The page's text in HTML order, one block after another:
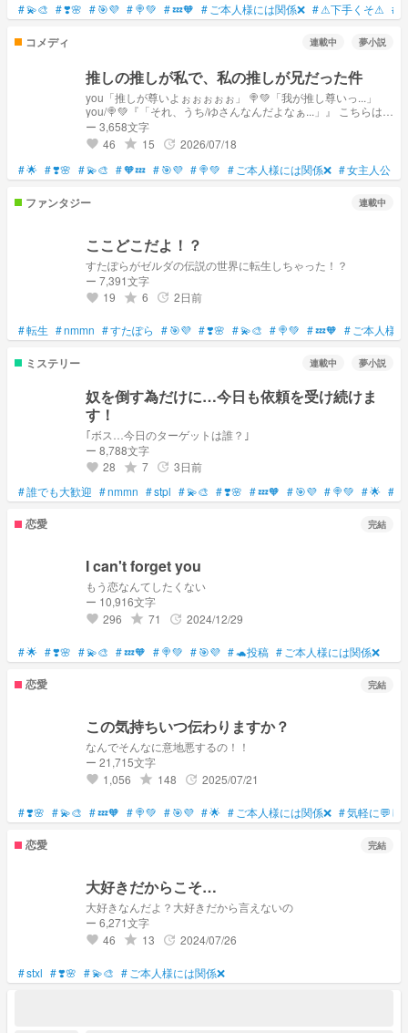
#💫🎨 #❣️🌸 #🎯💜 #🍭💚 #💤🧡 # ご本人様には関係❌ #⚠下手くそ⚠ #
コメディ 連載中 夢小説
推しの推しが私で、私の推しが兄だった件
you「推しが尊いよぉぉぉぉぉ」 🍭💚「我が推し尊いっ...」
you/🍭💚『「それ、うち/ゆさんなんだよなぁ...」』 こちらは‪シ
リーズ化作品となってます 素敵な本家様⤿
https://novel.prcm.jp/novel/2OU46FqGrMxZNY44zJKZ 本編⤿
🩷🪽‪ 番外編⤿🎀🫧 休日、祝日更新予定
ー 3,658文字
favorite 46 grade 15 update 2026/07/18
#︎🌟 #❣️🌸 #💫🎨 #🧡💤 #🎯💜 #🍭💚 # ご本人様には関係❌ #女主人公
ファンタジー 連載中
ここどこだよ！？
すたぽらがゼルダの伝説の世界に転生しちゃった！？
ー 7,391文字
favorite 19 grade 6 update 2日前
#転生 #nmmn #すたぽら #🎯💜 #❣️🌸 #💫🎨 #🍭💚 #💤🧡 # ご本人様
ミステリー 連載中 夢小説
奴を倒す為だけに…今日も依頼を受け続けま
す！
｢ボス…今日のターゲットは誰？｣
ー 8,788文字
favorite 28 grade 7 update 3日前
#誰でも大歓迎 #nmmn #stpl #💫🎨 #❣️🌸 #💤🧡 #🎯💜 #🍭💚 #🌟 #
恋愛 完結
I can't forget you
もう恋なんてしたくない
ー 10,916文字
favorite 296 grade 71 update 2024/12/29
#🌟 #❣️🌸 #💫🎨 #💤🧡 #🍭💚 #🎯💜 #🐢投稿 # ご本人様には関係❌
恋愛 完結
この気持ちいつ伝わりますか？
なんでそんなに意地悪するの！！
ー 21,715文字
favorite 1,056 grade 148 update 2025/07/21
#❣️🌸 #💫🎨 #💤🧡 #🍭💚 #🎯💜 #🌟 # ご本人様には関係❌ #気軽に💬し
恋愛 完結
大好きだからこそ…
大好きなんだよ？大好きだから言えないの
ー 6,271文字
favorite 46 grade 13 update 2024/07/26
#stxl #❣️🌸 #💫🎨 # ご本人様には関係❌